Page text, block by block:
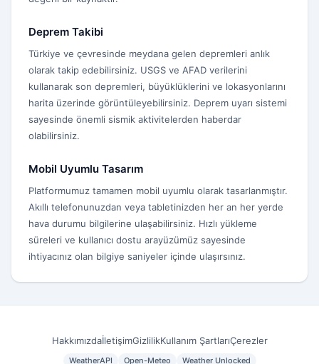
Deprem Takibi
Türkiye ve çevresinde meydana gelen depremleri anlık
olarak takip edebilirsiniz. USGS ve AFAD verilerini
kullanarak son depremleri, büyüklüklerini ve lokasyonlarını
harita üzerinde görüntüleyebilirsiniz. Deprem uyarı sistemi
sayesinde önemli sismik aktivitelerden haberdar
olabilirsiniz.
Mobil Uyumlu Tasarım
Platformumuz tamamen mobil uyumlu olarak tasarlanmıştır.
Akıllı telefonunuzdan veya tabletinizden her an her yerde
hava durumu bilgilerine ulaşabilirsiniz. Hızlı yükleme
süreleri ve kullanıcı dostu arayüzümüz sayesinde
ihtiyacınız olan bilgiye saniyeler içinde ulaşırsınız.
HakkımızdaİletişimGizlilikKullanım ŞartlarıÇerezler
WeatherAPI Open-Meteo Weather Unlocked